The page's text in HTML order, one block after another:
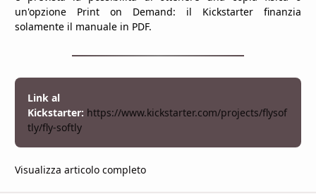
un'opzione Print on Demand: il Kickstarter finanzia
solamente il manuale in PDF.
Link al
Kickstarter: https://www.kickstarter.com/projects/flysof
tly/fly-softly
Visualizza articolo completo